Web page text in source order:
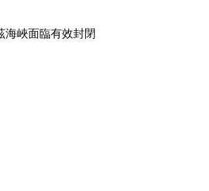
海峽面臨有效封閉